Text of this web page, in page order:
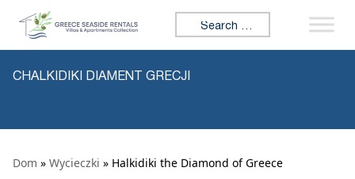
Skip to content
Search for:
CHALKIDIKI DIAMENT GRECJI
Dom » Wycieczki » Halkidiki the Diamond of Greece